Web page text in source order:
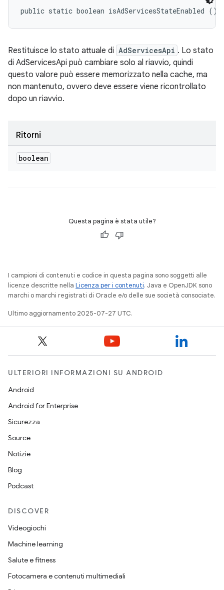
public static boolean isAdServicesStateEnabled ()
Restituisce lo stato attuale di AdServicesApi . Lo stato
di AdServicesApi può cambiare solo al riavvio, quindi
questo valore può essere memorizzato nella cache, ma
non mantenuto, ovvero deve essere viene ricontrollato
dopo un riavvio.
Ritorni
boolean
Questa pagina è stata utile?
I campioni di contenuti e codice in questa pagina sono soggetti alle
licenze descritte nella Licenza per i contenuti. Java e OpenJDK sono
marchi o marchi registrati di Oracle e/o delle sue società consociate.
Ultimo aggiornamento 2025-07-27 UTC.
ULTERIORI INFORMAZIONI SU ANDROID
Android
Android for Enterprise
Sicurezza
Source
Notizie
Blog
Podcast
DISCOVER
Videogiochi
Machine learning
Salute e fitness
Fotocamera e contenuti multimediali